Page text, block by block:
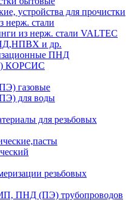
устройства для прочистки
нерж. стали
из нерж. стали VALTEC
и др.
ПНД
КОРСИС
газовые
для воды
для резьбовых
резьбовых
ПНД (ПЭ) трубопроводов